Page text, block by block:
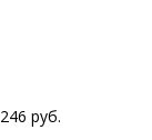
246 руб.